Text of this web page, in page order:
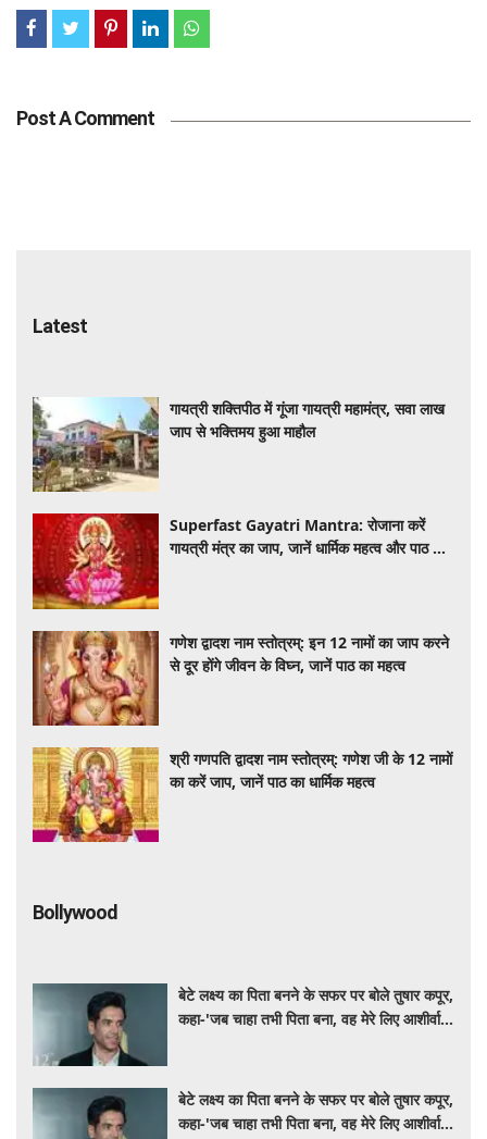
Post A Comment
Latest
गायत्री शक्तिपीठ में गूंजा गायत्री महामंत्र, सवा लाख
जाप से भक्तिमय हुआ माहौल
Superfast Gayatri Mantra: रोजाना करें
गायत्री मंत्र का जाप, जानें धार्मिक महत्व और पाठ की
गणेश द्वादश नाम स्तोत्रम्: इन 12 नामों का जाप करने
से दूर होंगे जीवन के विघ्न, जानें पाठ का महत्व
श्री गणपति द्वादश नाम स्तोत्रम्: गणेश जी के 12 नामों
का करें जाप, जानें पाठ का धार्मिक महत्व
Bollywood
बेटे लक्ष्य का पिता बनने के सफर पर बोले तुषार कपूर,
कहा-'जब चाहा तभी पिता बना, वह मेरे लिए आशीर्वाद
बेटे लक्ष्य का पिता बनने के सफर पर बोले तुषार कपूर,
कहा-'जब चाहा तभी पिता बना, वह मेरे लिए आशीर्वाद